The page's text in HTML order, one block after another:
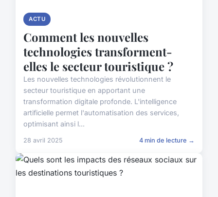
ACTU
Comment les nouvelles
technologies transforment-
elles le secteur touristique ?
Les nouvelles technologies révolutionnent le
secteur touristique en apportant une
transformation digitale profonde. L'intelligence
artificielle permet l'automatisation des services,
optimisant ainsi l...
28 avril 2025 4 min de lecture →